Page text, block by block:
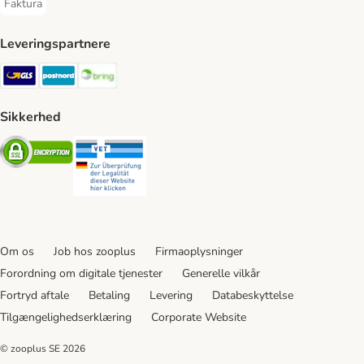
Faktura
Faktura Payment Method
Leveringspartnere
GLS Shipping Method
Postnord Shipping Method
Sikkerhed
Security
Om os Job hos zooplus
Firmaoplysninger
Forordning om digitale tjenester
Generelle vilkår
Fortryd aftale
Betaling Levering
Databeskyttelse
Tilgængelighedserklæring
Corporate Website
© zooplus SE 2026